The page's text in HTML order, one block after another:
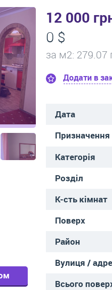
12 000
0 $
за м2: 279.07
Додати в
Дата
Призначення
Категорія
Розділ
К-сть кімнат
Поверх
Район
Вулиця /
Всього